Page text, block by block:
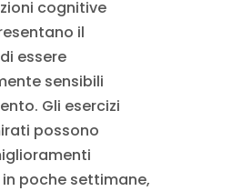
cognitive
il
essere
sensibili
Gli esercizi
possono
poche settimane,